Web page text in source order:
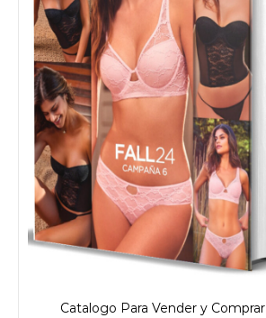
Catalogo Para Vender y Comprar